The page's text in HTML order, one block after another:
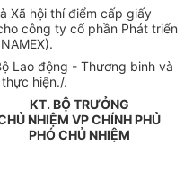
Xã hội thí điểm cấp giấy
công ty cổ phần Phát triển
Lao động - Thương binh và
hiện./.
KT. BỘ TRƯỞNG
NHIỆM VP CHÍNH PHỦ
PHÓ CHỦ NHIỆM